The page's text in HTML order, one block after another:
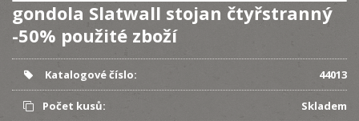
gondola Slatwall stojan čtyřstranný
-50% použité zboží
Katalogové číslo: 44013
Počet kusů: Skladem